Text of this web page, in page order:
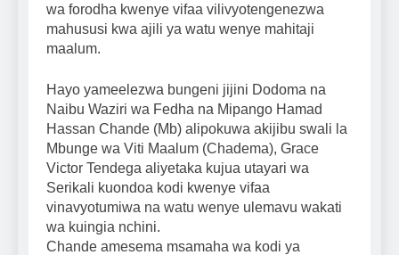
wa forodha kwenye vifaa vilivyotengenezwa
mahususi kwa ajili ya watu wenye mahitaji
maalum.
Hayo yameelezwa bungeni jijini Dodoma na
Naibu Waziri wa Fedha na Mipango Hamad
Hassan Chande (Mb) alipokuwa akijibu swali la
Mbunge wa Viti Maalum (Chadema), Grace
Victor Tendega aliyetaka kujua utayari wa
Serikali kuondoa kodi kwenye vifaa
vinavyotumiwa na watu wenye ulemavu wakati
wa kuingia nchini.
Chande amesema msamaha wa kodi ya